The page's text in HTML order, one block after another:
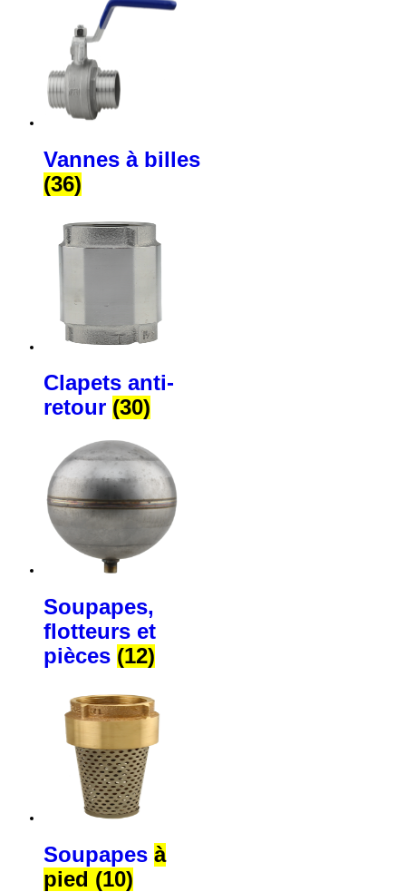
Vannes à billes
(36)
Clapets anti-
retour (30)
Soupapes,
flotteurs et
pièces (12)
Soupapes à
pied (10)